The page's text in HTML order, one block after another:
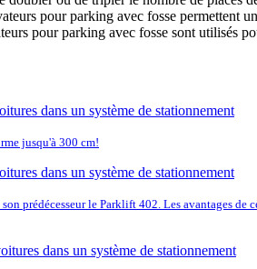
pour parking avec fosse permettent
pour parking avec fosse sont utilisés
jusqu'à 300 cm!
prédécesseur le Parklift 402. Les avantages